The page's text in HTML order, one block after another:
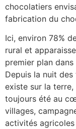
chocolatiers
fabrication du
Ici, environ 78%
rural et
premier plan
Depuis la nuit
existe sur la
toujours été au
villages,
activités agricoles